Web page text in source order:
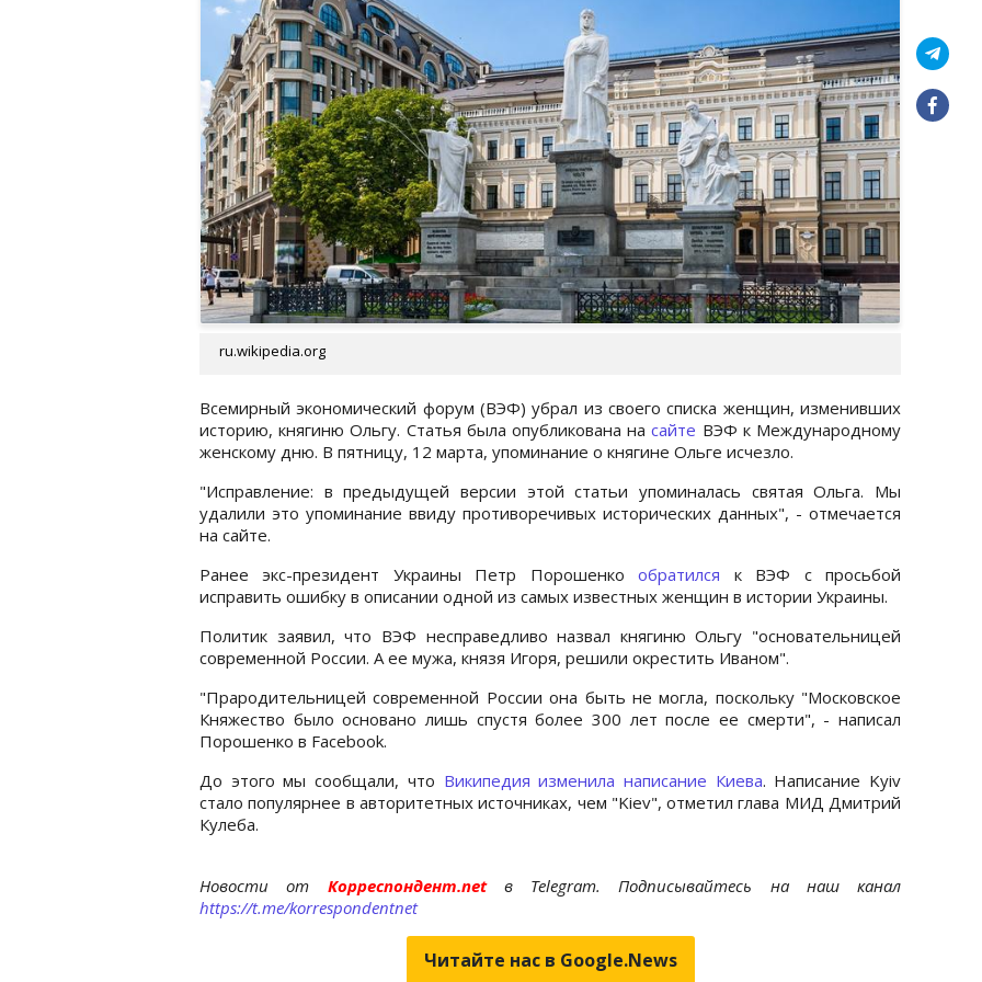
ru.wikipedia.org
Всемирный экономический форум (ВЭФ) убрал из своего списка женщин, изменивших
историю, княгиню Ольгу. Статья была опубликована насайте ВЭФ к Международному
женскому дню. В пятницу, 12 марта, упоминание о княгине Ольге исчезло.
"Исправление: в предыдущей версии этой статьи упоминалась святая Ольга. Мы
удалили это упоминание ввиду противоречивых исторических данных", - отмечается
на сайте.
Ранее экс-президент Украины Петр Порошенкообратился к ВЭФ с просьбой
исправить ошибку в описании одной из самых известных женщин в истории Украины.
Политик заявил, что ВЭФ несправедливо назвал княгиню Ольгу "основательницей
современной России. А ее мужа, князя Игоря, решили окрестить Иваном".
"Прародительницей современной России она быть не могла, поскольку "Московское
Княжество было основано лишь спустя более 300 лет после ее смерти", - написал
Порошенко в Facebook.
До этого мы сообщали, что Википедия изменила написание Киева. Написание Kyiv
стало популярнее в авторитетных источниках, чем "Kiev", отметил глава МИД Дмитрий
Кулеба.
Новости от Корреспондент.net в Telegram. Подписывайтесь на наш канал
https://t.me/korrespondentnet
Читайте нас в Google.News